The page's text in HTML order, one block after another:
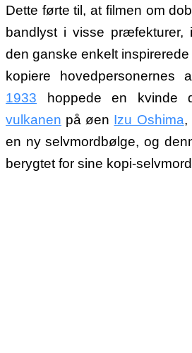
Dette førte til, at filmen om
bandlyst i visse præfekturer,
den ganske enkelt
kopiere hovedpersonernes
1933 hoppede en kvinde
vulkanen på øen Izu Oshima,
en ny selvmordbølge, og
berygtet for sine kopi-